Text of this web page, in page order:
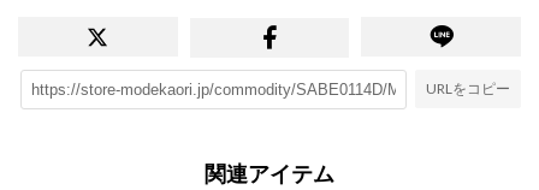
URLをコピー
関連アイテム